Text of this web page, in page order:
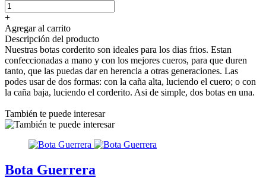
+
Agregar al carrito
Descripción del producto
Nuestras botas corderito son ideales para los dias frios. Estan
confeccionadas a mano y con los mejores cueros, para que duren
tanto, que las puedas dar en herencia a otras generaciones. Las
podes usar de dos formas: con la caña alta, luciendo el cuero; o con
la caña baja, luciendo el corderito. Asi de simple, dos botas en una.
También te puede interesar
Bota Guerrera